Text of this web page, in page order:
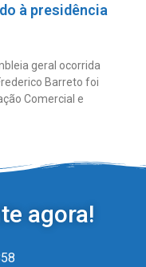
à presidência
geral ocorrida
Barreto foi
Comercial e
agora!